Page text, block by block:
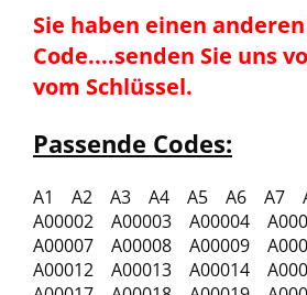
Sie haben einen
Code....senden Sie uns
vom Schlüssel.
Passende Codes:
A1 A2 A3 A4 A5 A6 A7
A00002 A00003 A00004
A00007 A00008 A00009
A00012 A00013 A00014